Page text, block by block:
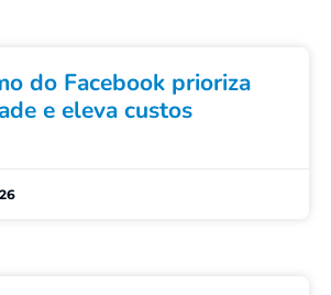
do Facebook prioriza
e eleva custos